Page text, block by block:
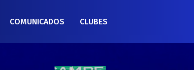
COMUNICADOS CLUBES